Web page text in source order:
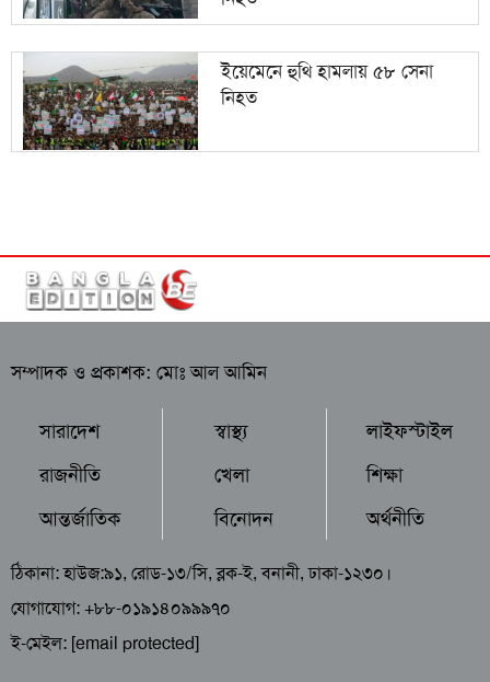
ইয়েমেনে হুথি হামলায় ৫৮ সেনা
নিহত
সম্পাদক ও প্রকাশক: মোঃ আল আমিন
সারাদেশ
রাজনীতি
আন্তর্জাতিক
স্বাস্থ্য
খেলা
বিনোদন
লাইফস্টাইল
শিক্ষা
অর্থনীতি
ঠিকানা: হাউজ:৯১, রোড-১৩/সি, ব্লক-ই, বনানী, ঢাকা-১২৩০।
যোগাযোগ: +৮৮-০১৯১৪০৯৯৯৭০
ই-মেইল: [email protected]